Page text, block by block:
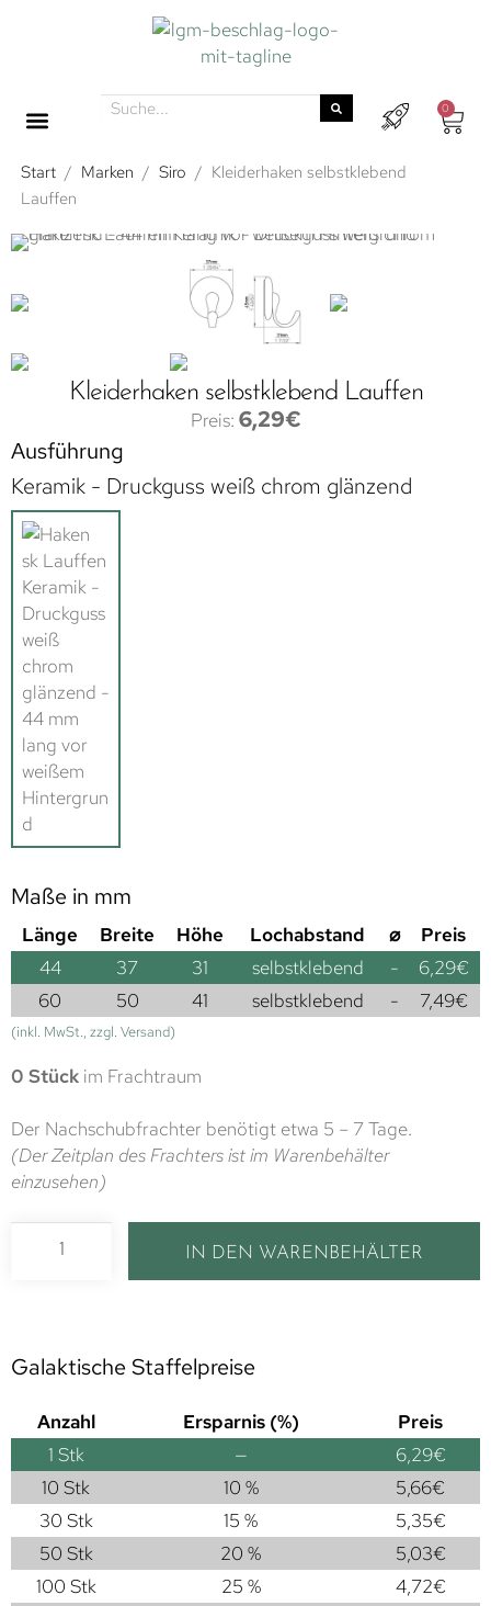
0
Start / Marken / Siro / Kleiderhaken selbstklebend
Lauffen
Kleiderhaken selbstklebend Lauffen
6,29€
Ausführung
Keramik - Druckguss weiß chrom glänzend
Maße in mm
Länge Breite Höhe Lochabstand ⌀
Preis
44
37 31 selbstklebend - 6,29€
60
50 41 selbstklebend - 7,49€
(inkl. MwSt., zzgl. Versand)
0 Stück im Frachtraum
Der Nachschubfrachter benötigt etwa 5 – 7 Tage.
(Der Zeitplan des Frachters ist im Warenbehälter
einzusehen)
IN DEN WARENBEHÄLTER
Galaktische Staffelpreise
Anzahl Ersparnis (%)
Preis
1 Stk — 6,29€
10 Stk
10 % 5,66€
30 Stk
15 % 5,35€
50 Stk
20 % 5,03€
100 Stk
25 % 4,72€